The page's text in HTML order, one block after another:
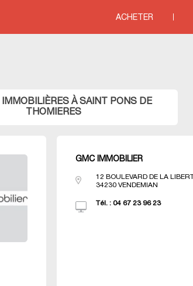
ACHETER
IMMOBILIÈRES À SAINT PONS DE
THOMIERES
GMC IMMOBILIER
12 BOULEVARD DE LA
34230 VENDEMIAN
Tél. :04 67 23 96 23